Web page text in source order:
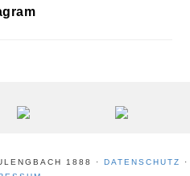
1888 · DATENSCHUTZ
·